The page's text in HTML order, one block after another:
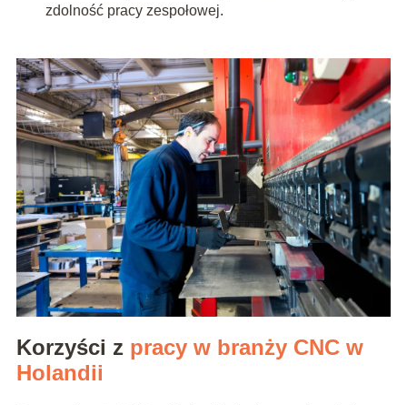
zdolność pracy zespołowej.
Korzyści z pracy w branży CNC w
Holandii